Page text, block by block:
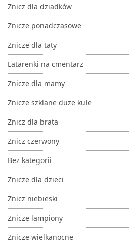
Znicz dla dziadków
Znicze ponadczasowe
Znicze dla taty
Latarenki na cmentarz
Znicze dla mamy
Znicze szklane duże kule
Znicz dla brata
Znicz czerwony
Bez kategorii
Znicze dla dzieci
Znicz niebieski
Znicze lampiony
Znicze wielkanocne